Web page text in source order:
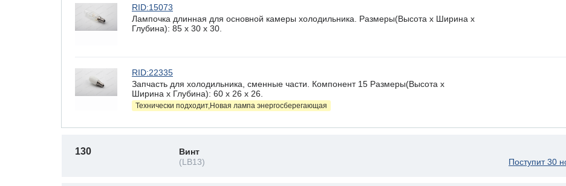
RID:15073
Лампочка длинная для основной камеры холодильника. Размеры(Высота х Ширина х
Глубина): 85 x 30 х 30.
RID:22335
Запчасть для холодильника, сменные части. Компонент 15 Размеры(Высота х
Ширина х Глубина): 60 x 26 х 26.
Технически подходит,Новая лампа энергосберегающая
130
Винт
(LB13)
Поступит 30